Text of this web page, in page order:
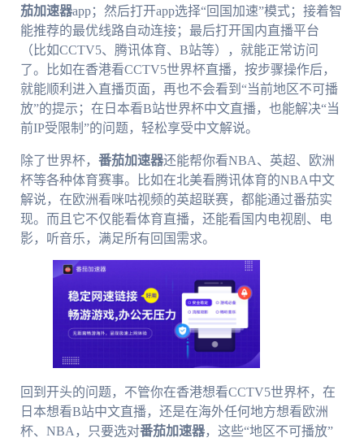
茄加速器app；然后打开app选择“回国加速”模式；接着智
能推荐的最优线路自动连接；最后打开国内直播平台
（比如CCTV5、腾讯体育、B站等），就能正常访问
了。比如在香港看CCTV5世界杯直播，按步骤操作后，
就能顺利进入直播页面，再也不会看到“当前地区不可播
放”的提示；在日本看B站世界杯中文直播，也能解决“当
前IP受限制”的问题，轻松享受中文解说。
除了世界杯， 番茄加速器还能帮你看NBA、英超、欧洲
杯等各种体育赛事。比如在北美看腾讯体育的NBA中文
解说，在欧洲看咪咕视频的英超联赛，都能通过番茄实
现。而且它不仅能看体育直播，还能看国内电视剧、电
影，听音乐，满足所有回国需求。
回到开头的问题，不管你在香港想看CCTV5世界杯，在
日本想看B站中文直播，还是在海外任何地方想看欧洲
杯、NBA，只要选对番茄加速器，这些“地区不可播放”